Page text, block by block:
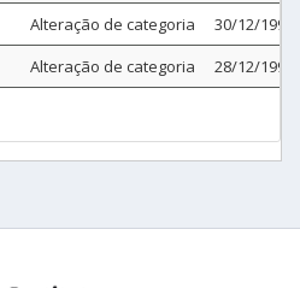
Alteração de categoria
30/12/1994
Alteração de categoria 28/12/1994